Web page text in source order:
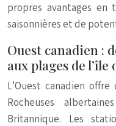
propres avantages en
saisonnières et de
Ouest canadien :
aux plages de l’île
L’Ouest canadien
Rocheuses
Britannique. Les